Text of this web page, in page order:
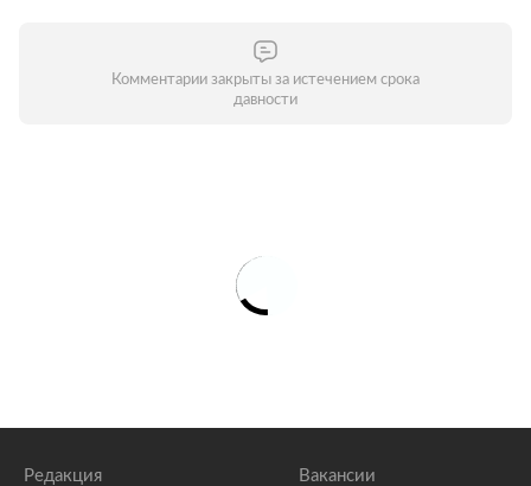
Комментарии закрыты за истечением срока
давности
Редакция Вакансии